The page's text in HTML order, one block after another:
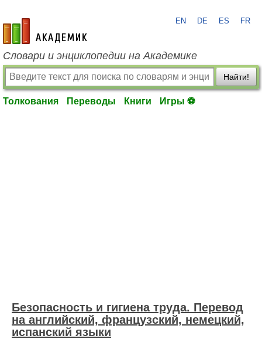
academic.ru
EN DE ES FR
Словари и энциклопедии на Академике
Найти!
Толкования Переводы Книги Игры ⚽
Безопасность и гигиена труда. Перевод
на английский, французский, немецкий,
испанский языки